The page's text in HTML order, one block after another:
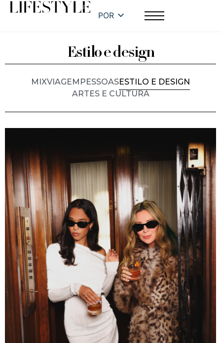
POR
Estilo e design
MIXVIAGEM PESSOASESTILO E DESIGN
ARTES E CULTURA